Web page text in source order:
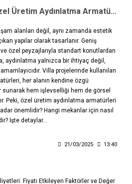
Villa Projeleri İçin Özel Üretim Aydınlatma Armatürleri: Mekana Özel Aydınlatma ile Prestiji Yakalayın
alanları değil, aynı zamanda estetik
yapılar olarak tasarlanır. Geniş
özel peyzajlarıyla standart konutlardan
aydınlatma yalnızca bir ihtiyaç değil,
Villa projelerinde kullanılan
her alanın kendine özgü
hem işlevselliği hem de görsel
Peki, özel üretim aydınlatma armatürleri
önemlidir? Hangi mekanlar için nasıl
İşte detaylar…
21/03/2025 13:40